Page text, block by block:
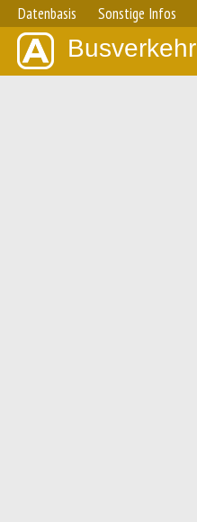
Datenbasis Sonstige Infos
Busverkehr